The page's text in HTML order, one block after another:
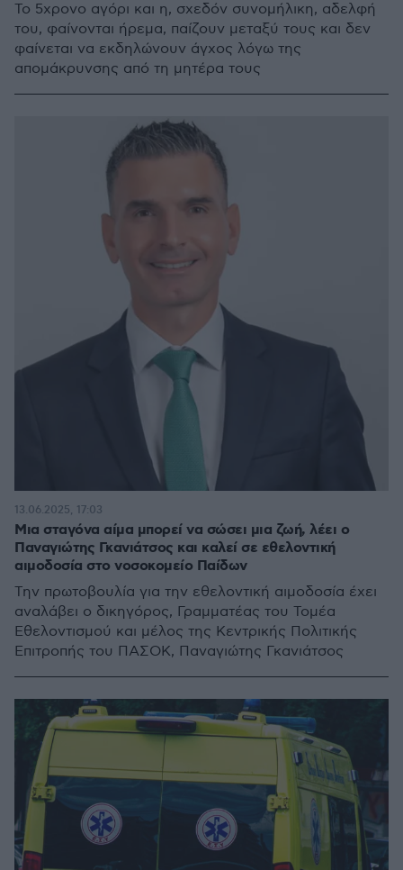
Το 5χρονο αγόρι και η, σχεδόν συνομήλικη, αδελφή
του, φαίνονται ήρεμα, παίζουν μεταξύ τους και δεν
φαίνεται να εκδηλώνουν άγχος λόγω της
απομάκρυνσης από τη μητέρα τους
Μια σταγόνα αίμα μπορεί να σώσει μια ζωή, λέει ο
Παναγιώτης Γκανιάτσος και καλεί σε εθελοντική
αιμοδοσία στο νοσοκομείο Παίδων
Την πρωτοβουλία για την εθελοντική αιμοδοσία έχει
αναλάβει ο δικηγόρος, Γραμματέας του Τομέα
Εθελοντισμού και μέλος της Κεντρικής Πολιτικής
Επιτροπής του ΠΑΣΟΚ, Παναγιώτης Γκανιάτσος
13.06.2025, 17:03